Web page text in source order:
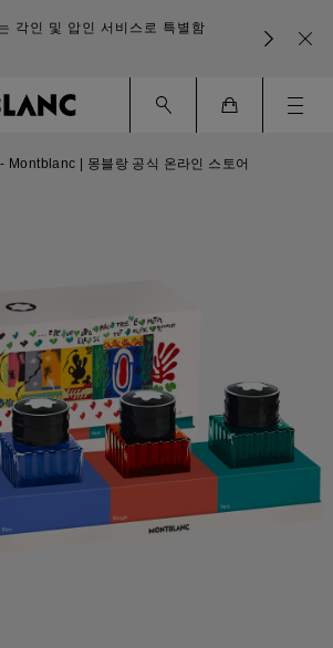
각인 및 압인 서비스로 특별함
Montblanc | 몽블랑 공식 온라인 스토어